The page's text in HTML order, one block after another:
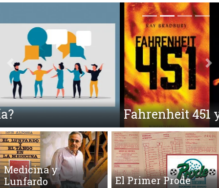
Fahrenheit 451 y la Quema de Libros
Anterior
Medicina y
Lunfardo
El Primer Prode